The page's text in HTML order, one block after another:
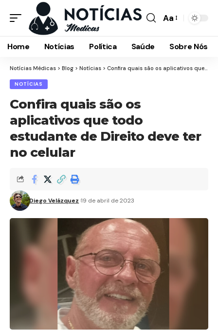
Font
Resizer
Aa
Home Notícias Política Saúde Sobre Nós
Notícias Médicas > Blog > Notícias > Confira quais são os aplicativos que todo estudante de Direito deve ter no celular
NOTÍCIAS
Confira quais são os
aplicativos que todo
estudante de Direito deve ter
no celular
Diego Velázquez 19 de abril de 2023